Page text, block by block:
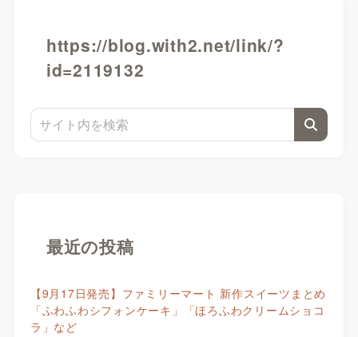
https://blog.with2.net/link/?
id=2119132
最近の投稿
【9月17日発売】ファミリーマート 新作スイーツまとめ
「ふわふわシフォンケーキ」「ほろふわクリームショコ
ラ」など